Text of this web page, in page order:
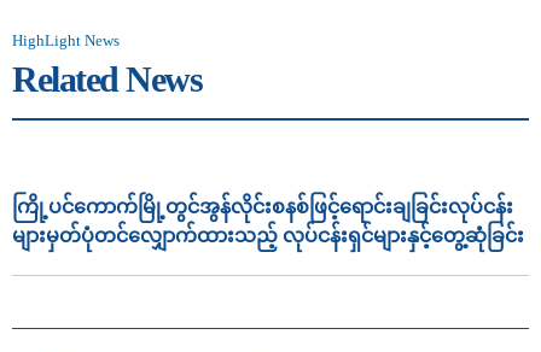
HighLight News
Related News
ကြို့ပင်ကောက်မြို့တွင်အွန်လိုင်းစနစ်ဖြင့်ရောင်းချခြင်းလုပ်ငန်း
များမှတ်ပုံတင်လျှောက်ထားသည့် လုပ်ငန်းရှင်များနှင့်တွေ့ဆုံခြင်း